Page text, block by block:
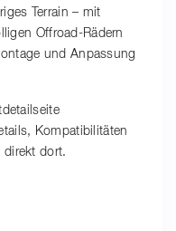
Terrain – mit
Offroad-Rädern
und Anpassung
Kompatibilitäten
dort.